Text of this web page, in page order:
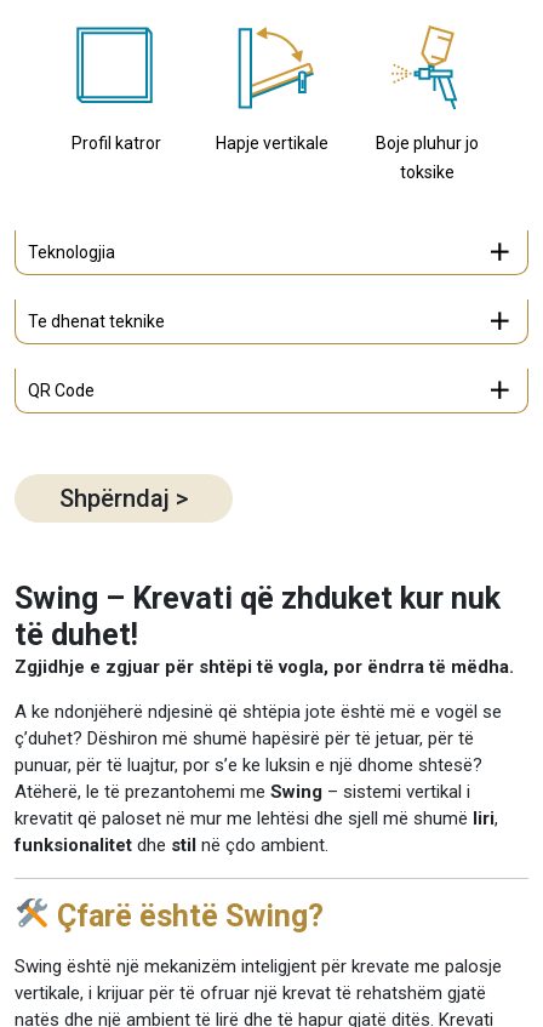
Profil katror Hapje vertikale
Boje pluhur jo
toksike
Teknologjia
Te dhenat teknike
QR Code
Shpërndaj >
Swing – Krevati që zhduket kur nuk
të duhet!
Zgjidhje e zgjuar për shtëpi të vogla, por ëndrra të mëdha.
A ke ndonjëherë ndjesinë që shtëpia jote është më e vogël se
ç’duhet? Dëshiron më shumë hapësirë për të jetuar, për të
punuar, për të luajtur, por s’e ke luksin e një dhome shtesë?
Atëherë, le të prezantohemi me Swing – sistemi vertikal i
krevatit që paloset në mur me lehtësi dhe sjell më shumë liri,
funksionalitet dhe stil në çdo ambient.
Çfarë është Swing?
Swing është një mekanizëm inteligjent për krevate me palosje
vertikale, i krijuar për të ofruar një krevat të rehatshëm gjatë
natës dhe një ambient të lirë dhe të hapur gjatë ditës. Krevati